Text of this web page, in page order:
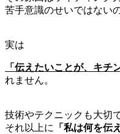
苦手意識のせいではない
実は
「伝えたいことが、キチ
れません。
技術やテクニックも大切
それ以上に
「私は何を伝